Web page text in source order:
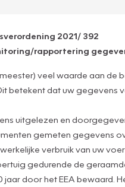
2021/ 392
rapportering
veel waarde aan
betekent dat uw gegevens
uitgelezen en
gemeten gegevens
verbruik van uw
gedurende de
jaar door het EEA bewaard.